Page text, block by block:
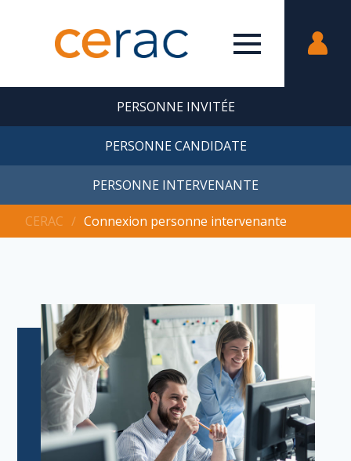
PERSONNE INVITÉE
PERSONNE CANDIDATE
PERSONNE INTERVENANTE
CERAC ∕ Connexion personne intervenante